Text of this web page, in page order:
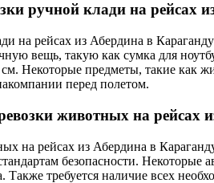
ручной клади на рейсах
на рейсах из Абердина в
вещь, такую как сумка для
Некоторые предметы, такие как
перед полетом.
животных на рейсах
на рейсах из Абердина в
безопасности.
Также требуется наличие всех